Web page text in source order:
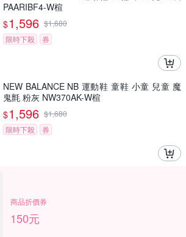
PAARIBF4-W楦
$1,596 $1,680
限時下殺
券
NEW BALANCE NB 運動鞋 童鞋 小童 兒童 魔
鬼氈 粉灰 NW370AK-W楦
$1,596 $1,680
限時下殺
券
商品折價券
150元